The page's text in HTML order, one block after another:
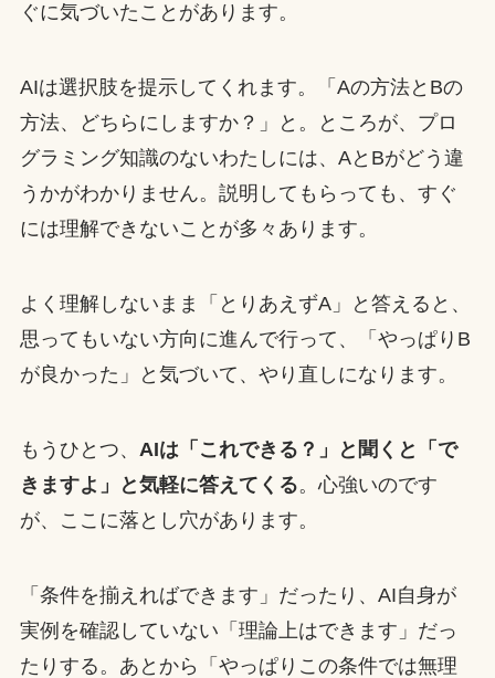
ぐに気づいたことがあります。
AIは選択肢を提示してくれます。「Aの方法とBの
方法、どちらにしますか？」と。ところが、プロ
グラミング知識のないわたしには、AとBがどう違
うかがわかりません。説明してもらっても、すぐ
には理解できないことが多々あります。
よく理解しないまま「とりあえずA」と答えると、
思ってもいない方向に進んで行って、「やっぱりB
が良かった」と気づいて、やり直しになります。
もうひとつ、 AIは「これできる？」と聞くと「で
きますよ」と気軽に答えてくる。心強いのです
が、ここに落とし穴があります。
「条件を揃えればできます」だったり、AI自身が
実例を確認していない「理論上はできます」だっ
たりする。あとから「やっぱりこの条件では無理